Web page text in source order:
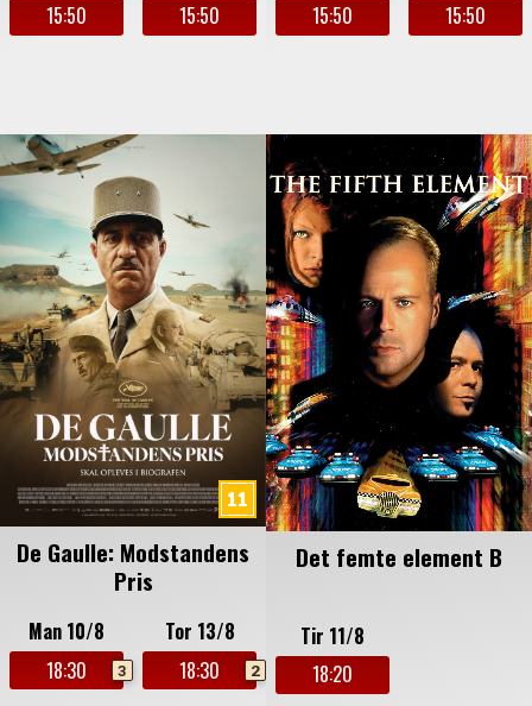
15:50
15:50
15:50
15:50
De Gaulle: Modstandens
Pris
Man 10/8
18:30
3
Tor 13/8
18:30
2
Det femte element B
Tir 11/8
18:20